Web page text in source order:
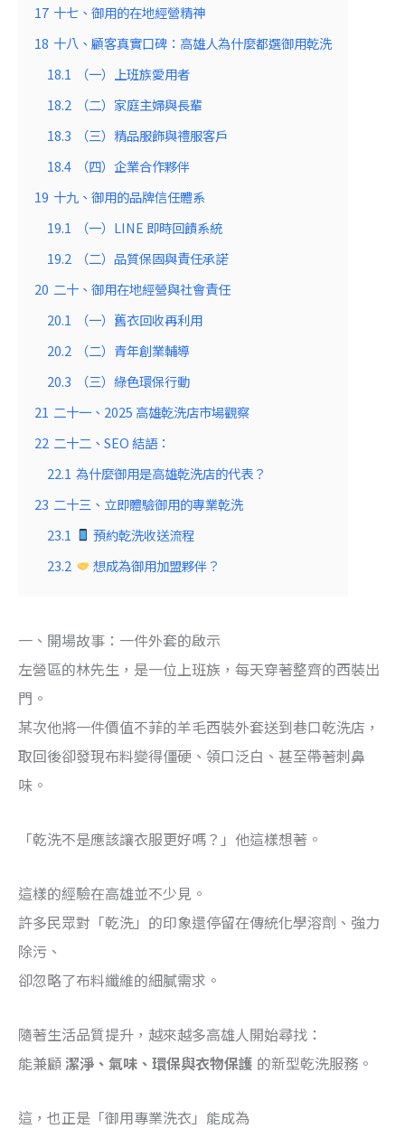
17 十七、御用的在地經營精神
18 十八、顧客真實口碑：高雄人為什麼都選御用乾洗
18.1
（一）上班族愛用者
18.2
（二）家庭主婦與長輩
18.3
（三）精品服飾與禮服客戶
18.4
（四）企業合作夥伴
19 十九、御用的品牌信任體系
19.1
（一）LINE 即時回饋系統
19.2
（二）品質保固與責任承諾
20 二十、御用在地經營與社會責任
20.1
（一）舊衣回收再利用
20.2
（二）青年創業輔導
20.3
（三）綠色環保行動
21 二十一、2025 高雄乾洗店市場觀察
22 二十二、SEO 結語：
22.1 為什麼御用是高雄乾洗店的代表？
23 二十三、立即體驗御用的專業乾洗
23.1
預約乾洗收送流程
23.2
想成為御用加盟夥伴？
一、開場故事：一件外套的啟示
左營區的林先生，是一位上班族，每天穿著整齊的西裝出
門。
某次他將一件價值不菲的羊毛西裝外套送到巷口乾洗店，
取回後卻發現布料變得僵硬、領口泛白、甚至帶著刺鼻
味。
「乾洗不是應該讓衣服更好嗎？」他這樣想著。
這樣的經驗在高雄並不少見。
許多民眾對「乾洗」的印象還停留在傳統化學溶劑、強力
除污、
卻忽略了布料纖維的細膩需求。
隨著生活品質提升，越來越多高雄人開始尋找：
能兼顧 潔淨、氣味、環保與衣物保護 的新型乾洗服務。
這，也正是「御用專業洗衣」能成為